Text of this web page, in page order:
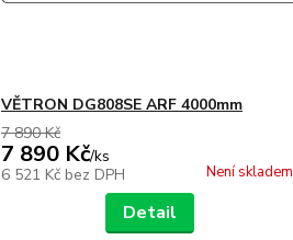
VĚTRON DG808SE ARF 4000mm
7 890 Kč
7 890 Kč/ks
6 521 Kč bez DPH Není skladem
Detail